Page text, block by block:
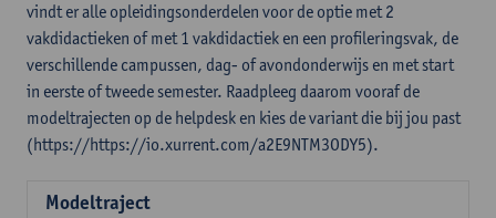
vindt er alle opleidingsonderdelen voor de optie met 2
vakdidactieken of met 1 vakdidactiek en een profileringsvak, de
verschillende campussen, dag- of avondonderwijs en met start
in eerste of tweede semester. Raadpleeg daarom vooraf de
modeltrajecten op de helpdesk en kies de variant die bij jou past
(https://https://io.xurrent.com/a2E9NTM3ODY5).
Modeltraject